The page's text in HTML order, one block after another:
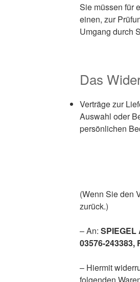
Sie müssen für
einen, zur
Umgang durch
Das
Verträge zur
Auswahl oder
persönlichen
(Wenn Sie den
zurück.)
– An: SPIEGEL
03576-243383,
– Hiermit
folgenden